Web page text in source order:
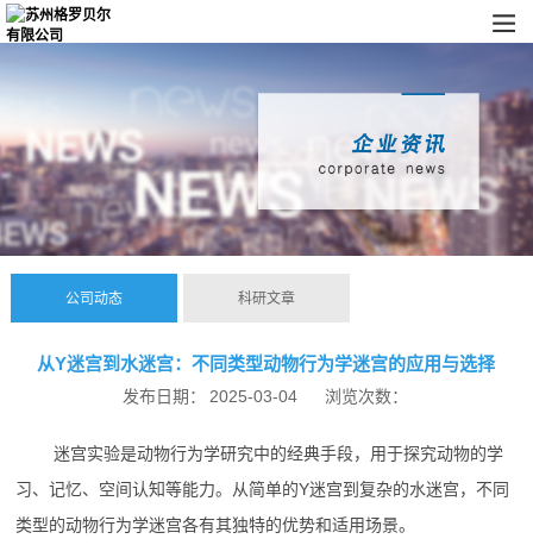
公司动态 科研文章
从Y迷宫到水迷宫：不同类型动物行为学迷宫的应用与选择
发布日期： 2025-03-04 浏览次数：
迷宫实验是动物行为学研究中的经典手段，用于探究动物的学
习、记忆、空间认知等能力。从简单的Y迷宫到复杂的水迷宫，不同
类型的动物行为学迷宫各有其独特的优势和适用场景。